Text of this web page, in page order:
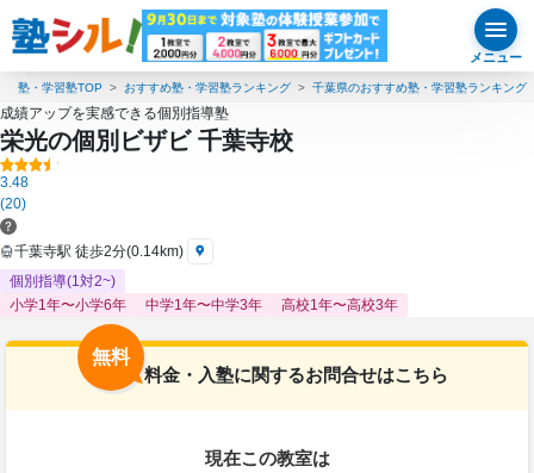
メニュー
塾・学習塾TOP おすすめ塾・学習塾ランキング 千葉県のおすすめ塾・学習塾ランキング
成績アップを実感できる個別指導塾
栄光の個別ビザビ 千葉寺校
3.48
(20)
千葉寺駅 徒歩2分(0.14km)
個別指導(1対2~)
小学1年〜小学6年
中学1年〜中学3年 高校1年〜高校3年
無料
料金・入塾に関するお問合せはこちら
現在この教室は